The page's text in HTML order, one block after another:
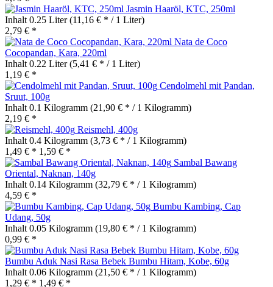
Jasmin Haaröl, KTC, 250ml
Inhalt 0.25 Liter(11,16 € * / 1 Liter)
2,79 € *
Nata de Coco
Cocopandan, Kara, 220ml
Inhalt 0.22 Liter(5,41 € * / 1 Liter)
1,19 € *
Cendolmehl mit Pandan,
Sruut, 100g
Inhalt 0.1 Kilogramm (21,90 € * / 1 Kilogramm)
2,19 € *
Reismehl, 400g
Inhalt 0.4 Kilogramm (3,73 € * / 1 Kilogramm)
1,49 € * 1,59 € *
Sambal Bawang
Oriental, Naknan, 140g
Inhalt 0.14 Kilogramm (32,79 € * / 1 Kilogramm)
4,59 € *
Bumbu Kambing, Cap
Udang, 50g
Inhalt 0.05 Kilogramm (19,80 € * / 1 Kilogramm)
0,99 € *
Bumbu Aduk Nasi Rasa Bebek Bumbu Hitam, Kobe, 60g
Inhalt 0.06 Kilogramm (21,50 € * / 1 Kilogramm)
1,29 € * 1,49 € *